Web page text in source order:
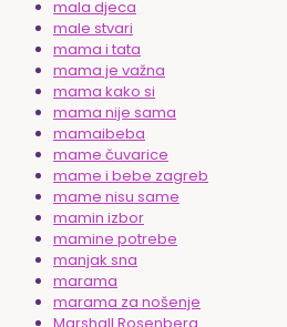
mala djeca
male stvari
mama i tata
mama je važna
mama kako si
mama nije sama
mamaibeba
mame čuvarice
mame i bebe zagreb
mame nisu same
mamin izbor
mamine potrebe
manjak sna
marama
marama za nošenje